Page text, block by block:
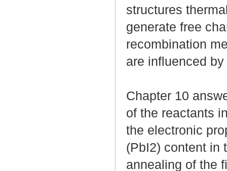
structures
generate free
recombination
are influenced
Chapter 10
of the reactants
the electronic
(PbI2) content in
annealing of the